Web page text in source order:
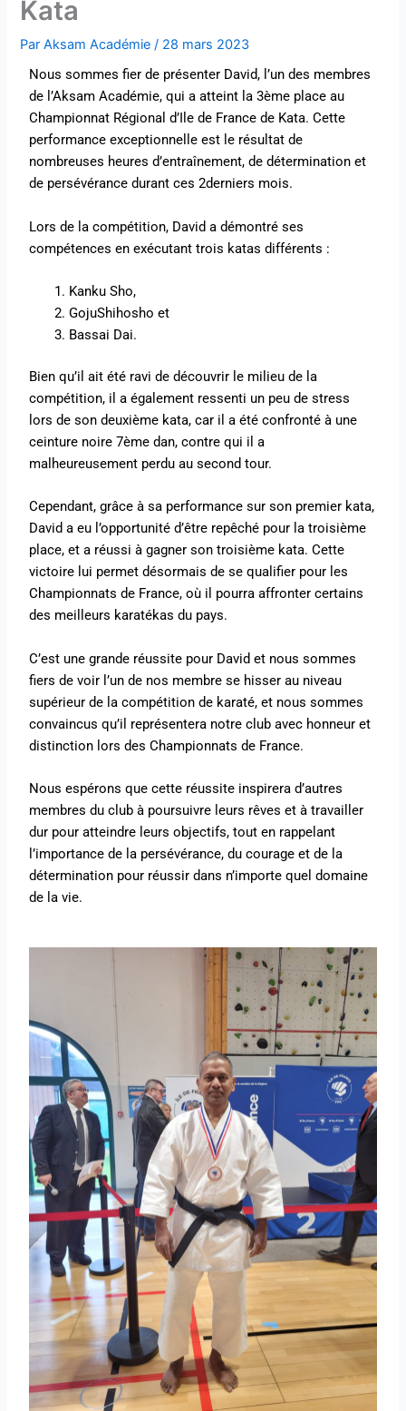
Kata
ParAksam Académie/ 28 mars 2023
Nous sommes fier de présenter David, l’un des membres
de l’Aksam Académie, qui a atteint la 3ème place au
Championnat Régional d’Ile de France de Kata. Cette
performance exceptionnelle est le résultat de
nombreuses heures d’entraînement, de détermination et
de persévérance durant ces 2derniers mois.
Lors de la compétition, David a démontré ses
compétences en exécutant trois katas différents :
Kanku Sho,
GojuShihosho et
Bassai Dai.
Bien qu’il ait été ravi de découvrir le milieu de la
compétition, il a également ressenti un peu de stress
lors de son deuxième kata, car il a été confronté à une
ceinture noire 7ème dan, contre qui il a
malheureusement perdu au second tour.
Cependant, grâce à sa performance sur son premier kata,
David a eu l’opportunité d’être repêché pour la troisième
place, et a réussi à gagner son troisième kata. Cette
victoire lui permet désormais de se qualifier pour les
Championnats de France, où il pourra affronter certains
des meilleurs karatékas du pays.
C’est une grande réussite pour David et nous sommes
fiers de voir l’un de nos membre se hisser au niveau
supérieur de la compétition de karaté, et nous sommes
convaincus qu’il représentera notre club avec honneur et
distinction lors des Championnats de France.
Nous espérons que cette réussite inspirera d’autres
membres du club à poursuivre leurs rêves et à travailler
dur pour atteindre leurs objectifs, tout en rappelant
l’importance de la persévérance, du courage et de la
détermination pour réussir dans n’importe quel domaine
de la vie.